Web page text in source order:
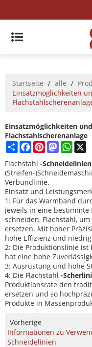
Startseite / alle /
Einsatzmöglichkeiten
Einsatzmöglichkeiten
Flachstahlscherenanlage
ShareFacebook
PinterestMastodon
Flachstahl -Schneidelinien
(Streifen-
Verbundlinie.
Einsatz und
1: Für das Warmband
jeweils in eine bestimmte
schneiden, Flachstahl,
ersetzen. Mit hoher
hohe Effizienz und
2: Die Produktionslinie ist
hat eine hohe
3: Ausrüstung und hohe
4: Die Flachstahl -
Produktionsrate den
ersetzen und so
Produkte in
Vorherige
Informationen zu
Schneidelinien